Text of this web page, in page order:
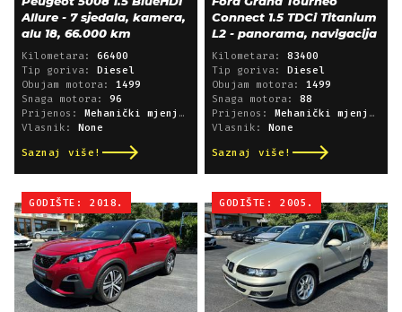
Allure - 7 sjedala, kamera,
alu 18, 66.000 km
Kilometara: 66400
Tip goriva:
Diesel
Obujam motora: 1499
Snaga motora: 96
Prijenos:
Mehanički mjenjač
Vlasnik:
None
Saznaj više!
Connect 1.5 TDCi Titanium
L2 - panorama, navigacija
Kilometara: 83400
Tip goriva:
Diesel
Obujam motora: 1499
Snaga motora: 88
Prijenos:
Mehanički mjenjač
Vlasnik:
None
Saznaj više!
GODIŠTE: 2018. GODIŠTE: 2005.